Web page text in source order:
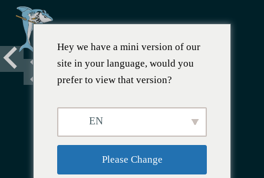
घटनाओं का घर साइगॉन
बार 22 हो ची मिन्ह सिटी में
कार्यक्रम
Hey we have a mini version of our
site in your language, would you
prefer to view that version?
EN
Please Change